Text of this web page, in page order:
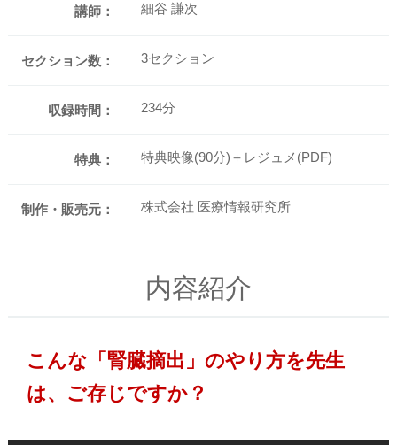
講師： 細谷 謙次
セクション数： 3セクション
収録時間： 234分
特典： 特典映像(90分)＋レジュメ(PDF)
制作・販売元： 株式会社 医療情報研究所
内容紹介
こんな「腎臓摘出」のやり方を先生
は、ご存じですか？